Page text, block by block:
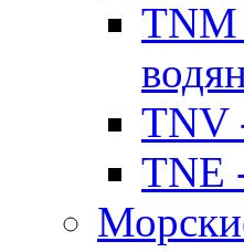
TNM
TNV
TNE